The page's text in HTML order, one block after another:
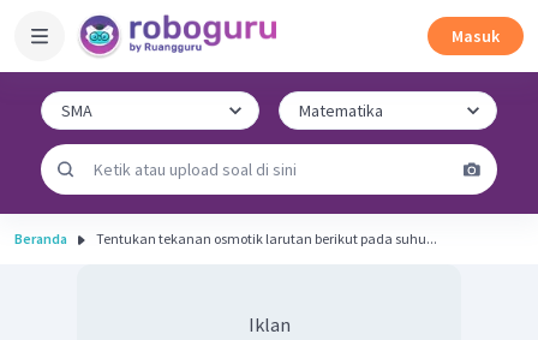
Masuk
Beranda Tentukan tekanan osmotik larutan berikut pada suhu...
Iklan